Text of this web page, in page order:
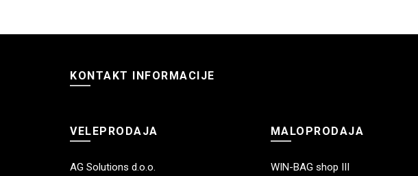
KONTAKT INFORMACIJE
VELEPRODAJA
AG Solutions d.o.o.
MALOPRODAJA
WIN-BAG shop III